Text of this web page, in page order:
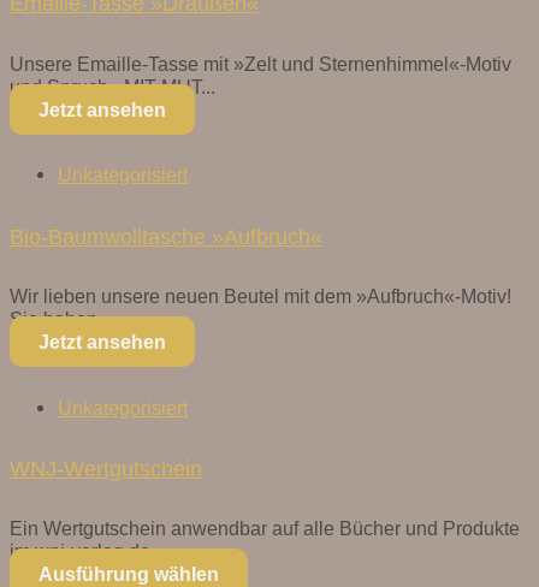
Unsere Emaille-Tasse mit »Zelt und Sternenhimmel«-Motiv
und Spruch »MIT MUT...
Jetzt ansehen
Unkategorisiert
Bio-Baumwolltasche »Aufbruch«
Wir lieben unsere neuen Beutel mit dem »Aufbruch«-Motiv!
Sie haben...
Jetzt ansehen
Unkategorisiert
WNJ-Wertgutschein
Ein Wertgutschein anwendbar auf alle Bücher und Produkte
im wnj-verlag.de...
Ausführung wählen